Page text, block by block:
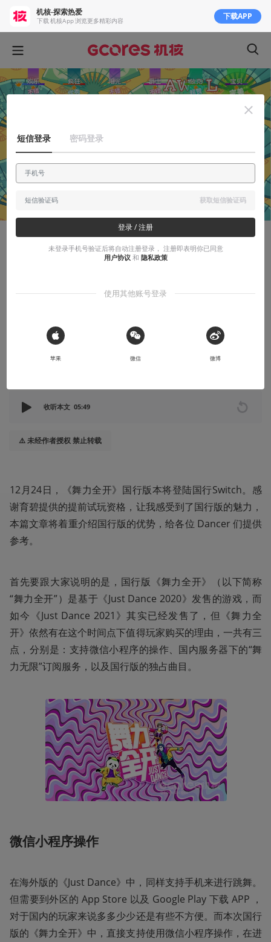
服务：国行版《舞力全开》还真有点香
Hardy 2020-12-21
收听本文 05:49
⚠️ 未经作者授权 禁止转载
12月24日，《舞力全开》国行版本将登陆国行Switch。感
谢育碧提供的提前试玩资格，让我感受到了国行版的魅力，
本篇文章将着重介绍国行版的优势，给各位 Dancer 们提供
参考。
首先要跟大家说明的是，国行版《舞力全开》（以下简称
“舞力全开”）是基于《Just Dance 2020》发售的游戏，而
如今《Just Dance 2021》其实已经发售了，但《舞力全
开》依然有在这个时间点下值得玩家购买的理由，一共有三
点，分别是：支持微信小程序的操作、国内服务器下的“舞
力无限”订阅服务，以及国行版的独占曲目。
微信小程序操作
在海外版的《Just Dance》中，同样支持手机来进行跳舞。
但需要到外区的 App Store 以及 Google Play 下载 APP ，
对于国内的玩家来说多多少少还是有些不方便。而本次国行
版的《舞力全开》中，直接支持使用微信小程序操作，在进
机核-探索热爱
下载 机核App 浏览更多精彩内容 下载APP
短信登录 密码登录
获取短信验证码
登录 / 注册
未登录手机号验证后将自动注册登录， 注册即表明你已同意
用户协议 和 隐私政策
使用其他账号登录
 Sign in with Apple
苹果 微信 微博